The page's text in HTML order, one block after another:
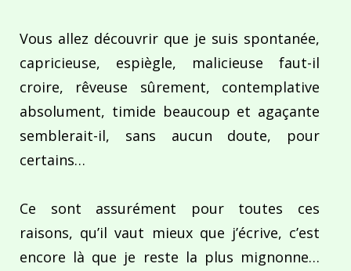
Vous allez découvrir que je suis spontanée,
capricieuse, espiègle, malicieuse faut-il
croire, rêveuse sûrement, contemplative
absolument, timide beaucoup et agaçante
semblerait-il, sans aucun doute, pour
certains…
Ce sont assurément pour toutes ces
raisons, qu’il vaut mieux que j’écrive, c’est
encore là que je reste la plus mignonne…